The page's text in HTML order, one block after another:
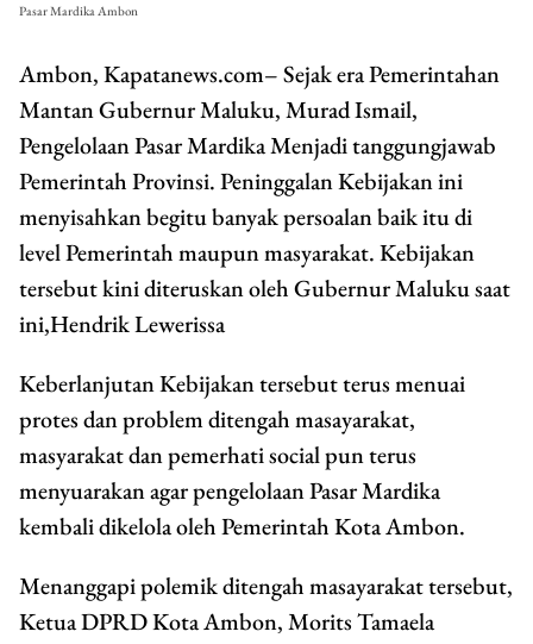
Pasar Mardika Ambon
Ambon, Kapatanews.com– Sejak era Pemerintahan
Mantan Gubernur Maluku, Murad Ismail,
Pengelolaan Pasar Mardika Menjadi tanggungjawab
Pemerintah Provinsi. Peninggalan Kebijakan ini
menyisahkan begitu banyak persoalan baik itu di
level Pemerintah maupun masyarakat. Kebijakan
tersebut kini diteruskan oleh Gubernur Maluku saat
ini,Hendrik Lewerissa
Keberlanjutan Kebijakan tersebut terus menuai
protes dan problem ditengah masayarakat,
masyarakat dan pemerhati social pun terus
menyuarakan agar pengelolaan Pasar Mardika
kembali dikelola oleh Pemerintah Kota Ambon.
Menanggapi polemik ditengah masayarakat tersebut,
Ketua DPRD Kota Ambon, Morits Tamaela